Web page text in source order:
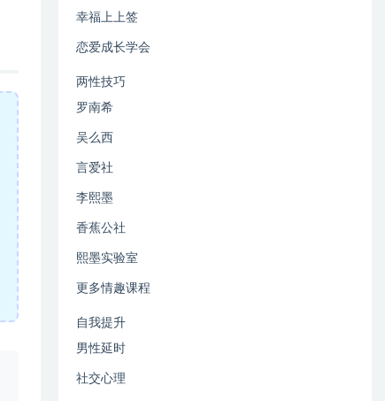
幸福上上签
恋爱成长学会
两性技巧
罗南希
吴么西
言爱社
李熙墨
香蕉公社
熙墨实验室
更多情趣课程
自我提升
男性延时
社交心理